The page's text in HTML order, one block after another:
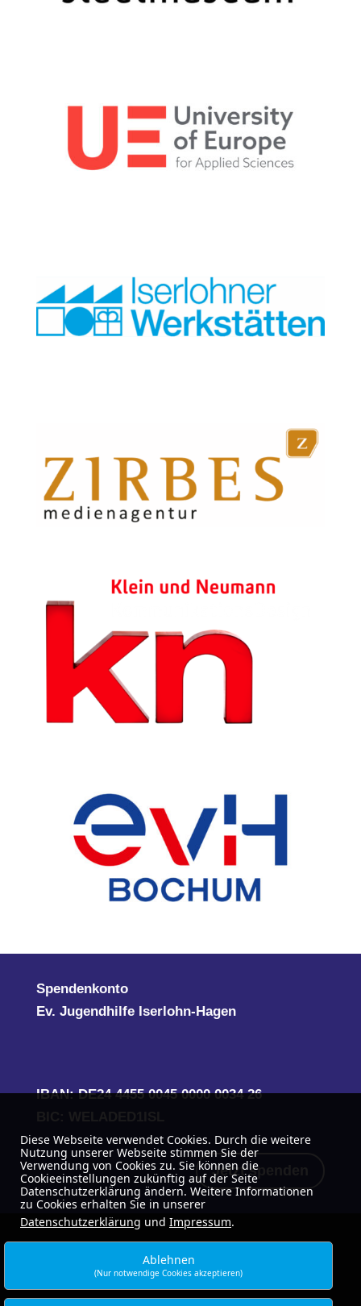
Spendenkonto
Ev. Jugendhilfe Iserlohn-Hagen
IBAN: DE24 4455 0045 0000 0034 26
Jetzt spenden
Diese Webseite verwendet Cookies. Durch die weitere
Nutzung unserer Webseite stimmen Sie der
Verwendung von Cookies zu. Sie können die
Cookieeinstellungen zukünftig auf der Seite
Datenschutzerklärung ändern. Weitere Informationen
zu Cookies erhalten Sie in unserer
Datenschutzerklärung und Impressum.
Ablehnen
(Nur notwendige Cookies akzeptieren)